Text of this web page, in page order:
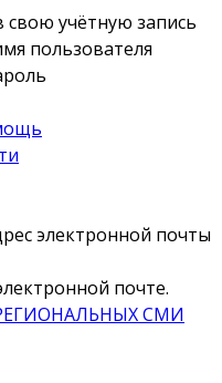
учётную запись
пользователя
электронной почты
почте.